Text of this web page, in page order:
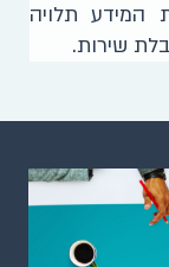
המידע תלויה
שירות.